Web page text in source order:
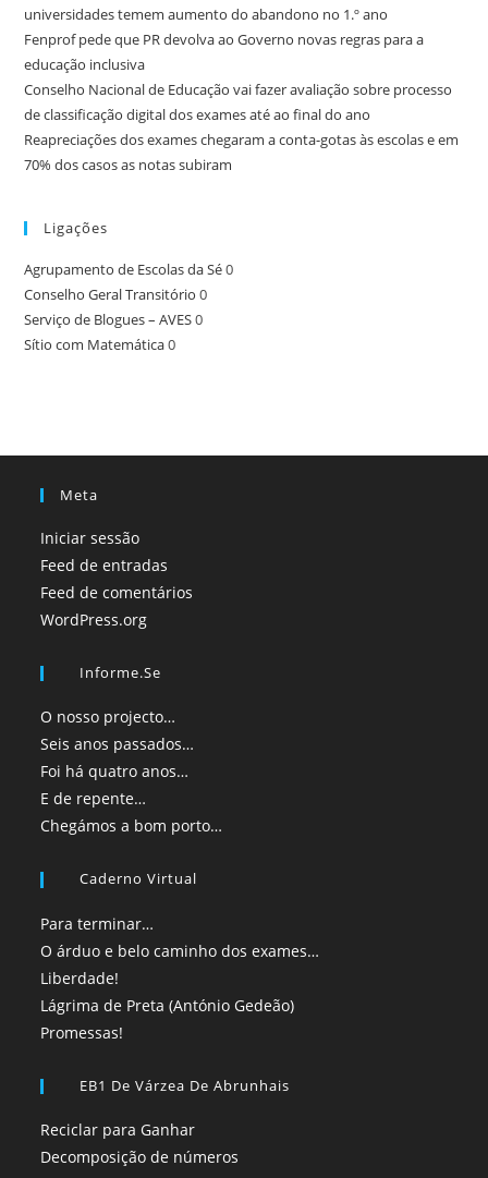
universidades temem aumento do abandono no 1.º ano
Fenprof pede que PR devolva ao Governo novas regras para a
educação inclusiva
Conselho Nacional de Educação vai fazer avaliação sobre processo
de classificação digital dos exames até ao final do ano
Reapreciações dos exames chegaram a conta-gotas às escolas e em
70% dos casos as notas subiram
Ligações
Agrupamento de Escolas da Sé0
Conselho Geral Transitório 0
Serviço de Blogues – AVES0
Sítio com Matemática0
Meta
Iniciar sessão
Feed de entradas
Feed de comentários
WordPress.org
Informe.se
O nosso projecto…
Seis anos passados…
Foi há quatro anos…
E de repente…
Chegámos a bom porto…
Caderno Virtual
Para terminar…
O árduo e belo caminho dos exames…
Liberdade!
Lágrima de Preta (António Gedeão)
Promessas!
EB1 De Várzea De Abrunhais
Reciclar para Ganhar
Decomposição de números